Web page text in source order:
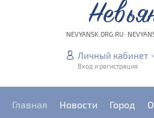
NEVYANSK.ORG.RU ·
Личный кабинет
Вход и регистрация
Главная Новости Город